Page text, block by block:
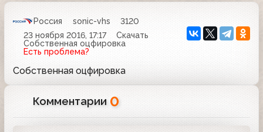
Россия sonic-vhs
3120
23 ноября 2016, 17:17
Скачать
Собственная оцфировка
Есть проблема?
Собственная оцфировка
Комментарии 0